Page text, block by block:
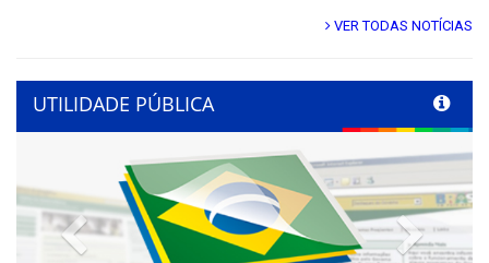
VER TODAS NOTÍCIAS
UTILIDADE PÚBLICA
Previous Next